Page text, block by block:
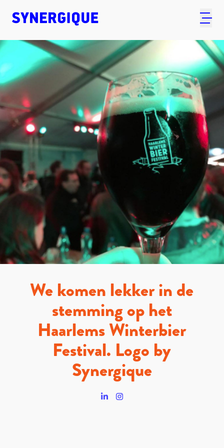
We komen lekker in de
stemming op het
Haarlems Winterbier
Festival. Logo by
Synergique